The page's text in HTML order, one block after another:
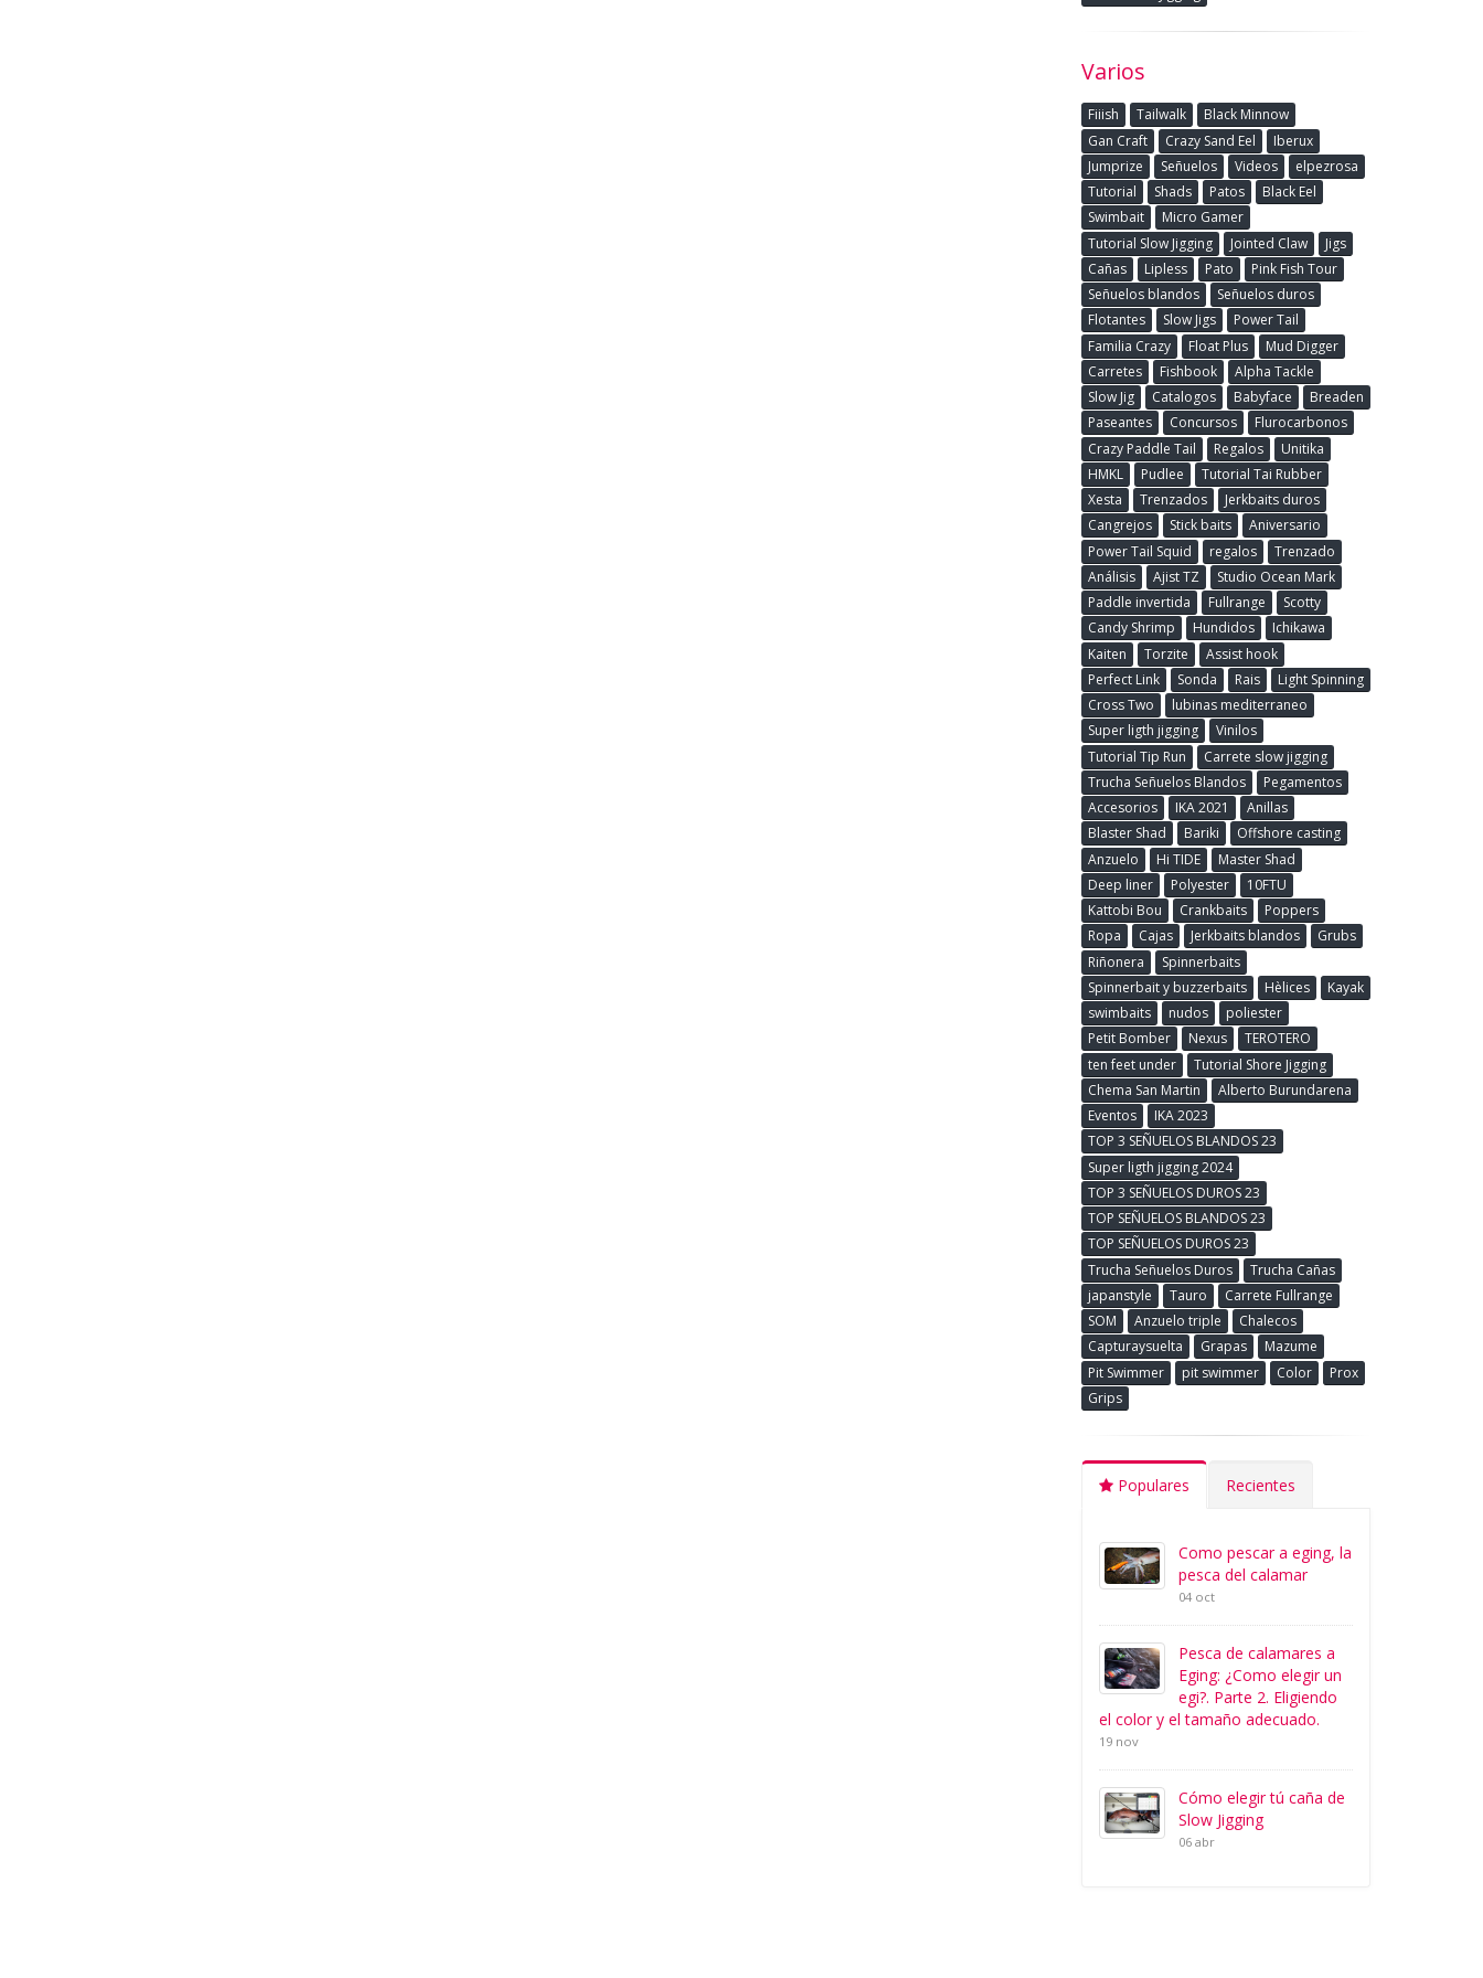
Varios
Fiiish Tailwalk
Black Minnow
Gan Craft
Crazy Sand Eel
Iberux
Jumprize
Señuelos Videos
elpezrosa
Tutorial
Shads Patos
Black Eel
Swimbait
Micro Gamer
Tutorial Slow Jigging
Jointed Claw
Jigs
Cañas
Lipless Pato
Pink Fish Tour
Señuelos blandos
Señuelos duros
Flotantes
Slow Jigs
Power Tail
Familia Crazy
Float Plus
Mud Digger
Carretes
Fishbook
Alpha Tackle
Slow Jig
Catalogos Babyface
Breaden
Paseantes
Concursos
Flurocarbonos
Crazy Paddle Tail
Regalos
Unitika
HMKL
Pudlee
Tutorial Tai Rubber
Xesta
Trenzados
Jerkbaits duros
Cangrejos
Stick baits
Aniversario
Power Tail Squid
regalos
Trenzado
Análisis
Ajist TZ
Studio Ocean Mark
Paddle invertida
Fullrange
Scotty
Candy Shrimp
Hundidos
Ichikawa
Kaiten
Torzite
Assist hook
Perfect Link
Sonda Rais
Light Spinning
Cross Two
lubinas mediterraneo
Super ligth jigging
Vinilos
Tutorial Tip Run
Carrete slow jigging
Trucha Señuelos Blandos
Pegamentos
Accesorios
IKA 2021
Anillas
Blaster Shad
Bariki
Offshore casting
Anzuelo
Hi TIDE
Master Shad
Deep liner
Polyester
10FTU
Kattobi Bou
Crankbaits
Poppers
Ropa
Cajas Jerkbaits blandos
Grubs
Riñonera
Spinnerbaits
Spinnerbait y buzzerbaits
Hèlices
Kayak
swimbaits
nudos
poliester
Petit Bomber
Nexus
TEROTERO
ten feet under
Tutorial Shore Jigging
Chema San Martin
Alberto Burundarena
Eventos
IKA 2023
TOP 3 SEÑUELOS BLANDOS 23
Super ligth jigging 2024
TOP 3 SEÑUELOS DUROS 23
TOP SEÑUELOS BLANDOS 23
TOP SEÑUELOS DUROS 23
Trucha Señuelos Duros
Trucha Cañas
japanstyle
Tauro
Carrete Fullrange
SOM
Anzuelo triple
Chalecos
Capturaysuelta
Grapas
Mazume
Pit Swimmer
pit swimmer Color
Prox
Grips
Populares Recientes
Como pescar a eging, la
pesca del calamar
04 oct
Pesca de calamares a
Eging: ¿Como elegir un
egi?. Parte 2. Eligiendo
el color y el tamaño adecuado.
19 nov
Cómo elegir tú caña de
Slow Jigging
06 abr